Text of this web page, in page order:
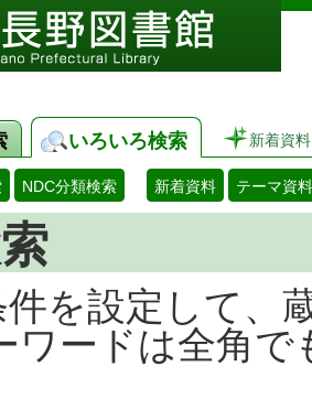
いろいろ検索 新着資料
NDC分類検索 新着資料 テーマ資料
を設定して、
ワードは全角